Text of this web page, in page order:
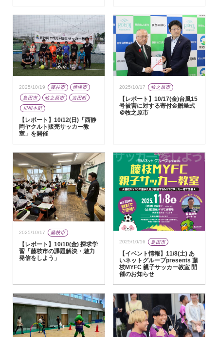
2025/10/19 藤枝市
焼津市
島田市
牧之原市
吉田町
川根本町
【レポート】10/12(日)「西静
岡ヤクルト販売サッカー教
室」を開催
2025/10/17 牧之原市
【レポート】10/17(金)台風15
号被害に対する寄付金贈呈式
＠牧之原市
2025/10/17 藤枝市
【レポート】10/10(金) 探求学
習「藤枝市の課題解決・魅力
発信をしよう」
2025/10/16 島田市
【イベント情報】11/8(土) あ
いネットグループpresents 藤
枝MYFC 親子サッカー教室 開
催のお知らせ